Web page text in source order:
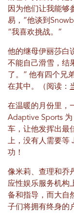
因为他们让我能够
易，”他谈到
“我喜欢挑战。”
他的继母伊丽莎白
不能自己滑雪，结
了。” 他有四个兄
在其中。（阅读：
在温暖的月份里，
Adaptive Sports
车，让他发挥出最
上，没有人需要等
功！
像米莉、查理和乔
应性娱乐服务机构
备和指导，而大自
子们将拥有终身的